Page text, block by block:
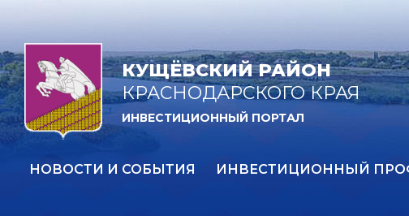
КУЩЁВСКИЙ РАЙОН
КРАСНОДАРСКОГО КРАЯ
ИНВЕСТИЦИОННЫЙ ПОРТАЛ
НОВОСТИ И СОБЫТИЯ ИНВЕСТИЦИОННЫЙ